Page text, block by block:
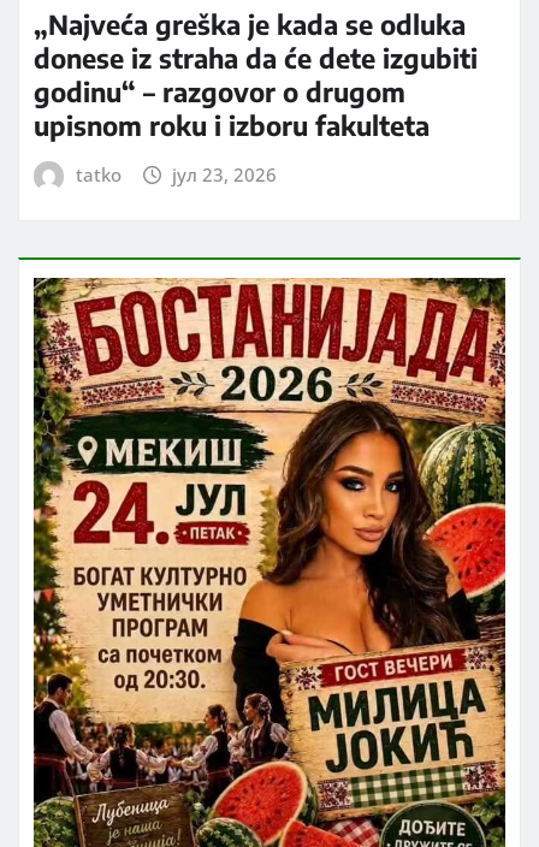
„Najveća greška je kada se odluka
donese iz straha da će dete izgubiti
godinu“ – razgovor o drugom
upisnom roku i izboru fakulteta
tatko јул 23, 2026